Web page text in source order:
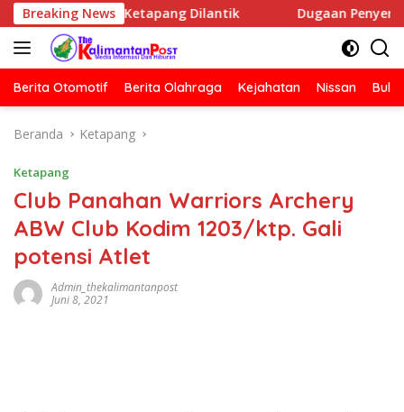
Langsung
ke
konten
Breaking News
HNSI Ketapang Dilantik Dugaan Penyerangan
Berita Otomotif Berita Olahraga Kejahatan Nissan
Beranda Ketapang
Ketapang
Club Panahan Warriors Archery
ABW Club Kodim 1203/ktp. Gali
potensi Atlet
Admin_thekalimantanpost
Juni 8, 2021